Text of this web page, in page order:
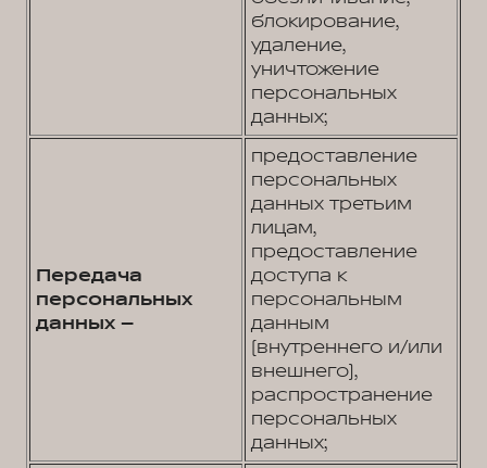
блокирование,
удаление,
уничтожение
персональных
данных;
Передача
персональных
данных –
предоставление
персональных
данных третьим
лицам,
предоставление
доступа к
персональным
данным
(внутреннего и/или
внешнего),
распространение
персональных
данных;